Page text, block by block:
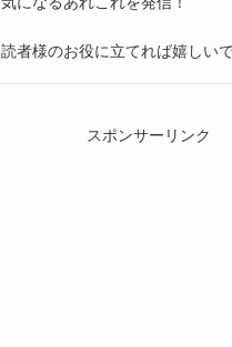
読者様のお役に立てれば嬉しいで
スポンサーリンク